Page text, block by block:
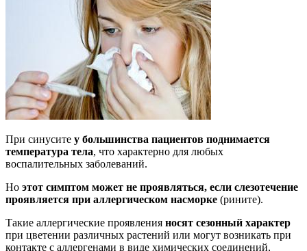
При синусите у большинства пациентов поднимается
температура тела, что характерно для любых
воспалительных заболеваний.
Но этот симптом может не проявляться, если слезотечение
проявляется при аллергическом насморке (рините).
Такие аллергические проявления носят сезонный характер
при цветении различных растений или могут возникать при
контакте с аллергенами в виде химических соединений,